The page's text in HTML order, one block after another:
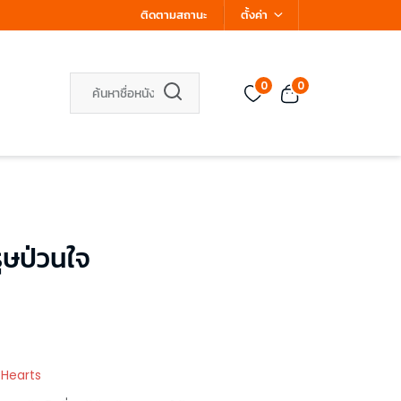
ติดตามสถานะ ตั้งค่า
0 0
ป่วนใจ
Hearts